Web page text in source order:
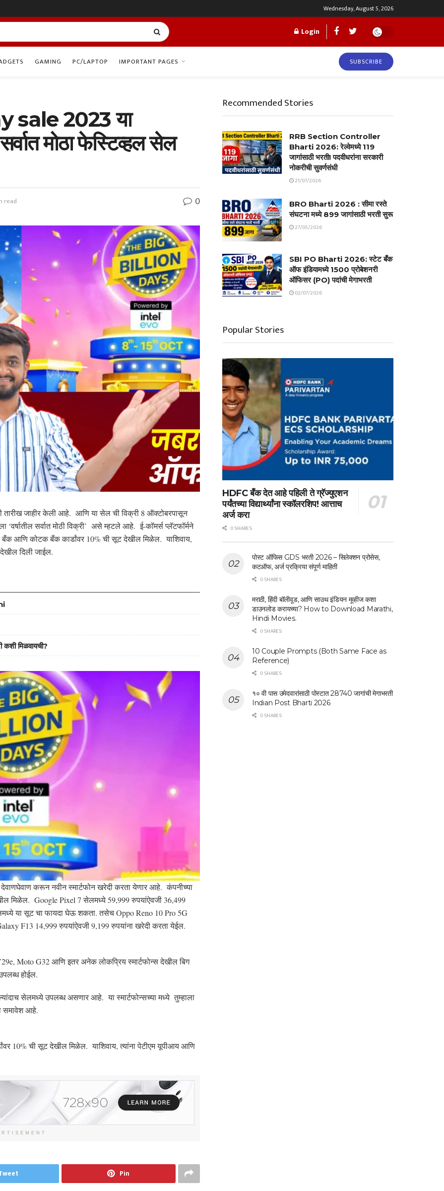
Wednesday, August 5, 2026
Login
GAMING PC/LAPTOP IMPORTANT PAGES SUBSCRIBE
2023 या
मोठा फेस्टिव्हल सेल
read 0
तारीख जाहीर केली आहे. आणि या सेल ची विक्री 8 ऑक्टोबरपासून
सर्वात मोठी विक्री’ असे म्हटले आहे. ई-कॉमर्स प्लॅटफॉर्मने
आणि कोटक बँक कार्डांवर 10% ची सूट देखील मिळेल. याशिवाय,
दिली जाईल.
मिळवायची?
देवाणघेवाण करून नवीन स्मार्टफोन खरेदी करता येणार आहे. कंपनीच्या
मिळेल. Google Pixel 7 सेलमध्ये 59,999 रुपयांऐवजी 36,499
या सूट चा फायदा घेऊ शकता. तसेच Oppo Reno 10 Pro 5G
F13 14,999 रुपयांऐवजी 9,199 रुपयांना खरेदी करता येईल.
Moto G32 आणि इतर अनेक लोकप्रिय स्मार्टफोन्स देखील बिग
होईल.
सेलमध्ये उपलब्ध असणार आहे. या स्मार्टफोन्सच्या मध्ये तुम्हाला
समावेश आहे.
10% ची सूट देखील मिळेल. याशिवाय, त्यांना पेटीएम यूपीआय आणि
Pin
Recommended Stories
RRB Section Controller
Bharti 2026: रेल्वेमध्ये 119
जागांसाठी भरती! पदवीधरांना सरकारी
नोकरीची सुवर्णसंधी
21/07/2026
BRO Bharti 2026 : सीमा रस्ते
संघटना मध्ये 899 जागांसाठी भरती सुरू
27/05/2026
SBI PO Bharti 2026: स्टेट बँक
ऑफ इंडियामध्ये 1500 प्रोबेशनरी
ऑफिसर (PO) पदांची मेगाभरती
02/07/2026
Popular Stories
HDFC बँक देत आहे पहिली ते ग्रॅज्युएशन
पर्यंतच्या विद्यार्थ्यांना स्कॉलरशिप! आत्ताच
अर्ज करा
0 SHARES
पोस्ट ऑफिस GDS भरती 2026 – सिलेक्शन प्रोसेस,
कटऑफ, अर्ज प्रक्रिया संपूर्ण माहिती
0 SHARES
मराठी, हिंदी बॉलीवूड, आणि साउथ इंडियन मूव्हीज कशा
डाउनलोड करायच्या? How to Download Marathi,
Hindi Movies.
0 SHARES
10 Couple Prompts (Both Same Face as
Reference)
0 SHARES
१० वी पास उमेदवारांसाठी पोस्टात 28740 जागांची मेगाभरती
Indian Post Bharti 2026
0 SHARES